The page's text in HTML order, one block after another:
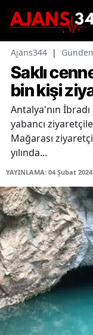
Ajans344 |
Saklı
bin kişi
Antalya'nın
yabancı
Mağarası
yılında...
YAYINLAMA: 04 Şubat